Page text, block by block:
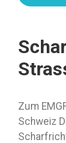
Zum
Schweiz